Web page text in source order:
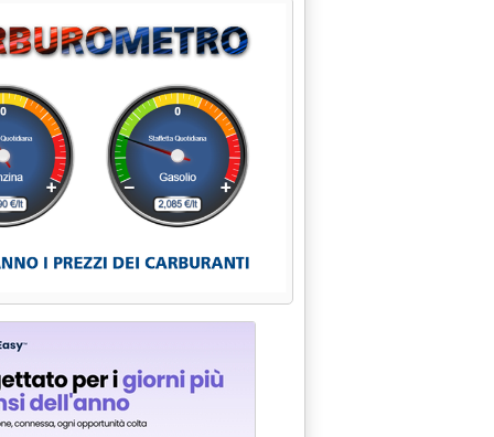
il fotovoltaico'